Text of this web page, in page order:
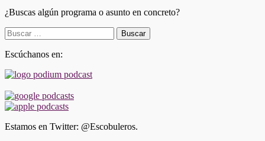
¿Buscas algún programa o asunto en concreto?
Buscar:
Escúchanos en:
Estamos en Twitter: @Escobuleros.